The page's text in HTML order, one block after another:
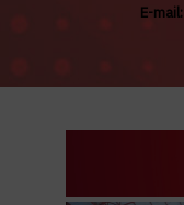
E-mail: